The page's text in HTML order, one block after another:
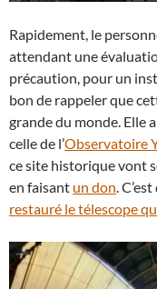
Rapidement, le
attendant une
précaution, pour un
bon de rappeler que
grande du monde. Elle
celle de l’Observatoire
ce site historique vont
en faisant un don.
restauré le télescope